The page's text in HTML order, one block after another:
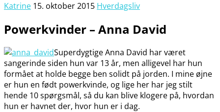
Katrine 15. oktober 2015 Hverdagsliv
Powerkvinder – Anna David
Superdygtige Anna David har været
sangerinde siden hun var 13 år, men alligevel har hun
formået at holde begge ben solidt på jorden. I mine øjne
er hun en født powerkvinde, og lige her har jeg stilt
hende 10 spørgsmål, så du kan blive klogere på, hvordan
hun er havnet der, hvor hun er i dag.